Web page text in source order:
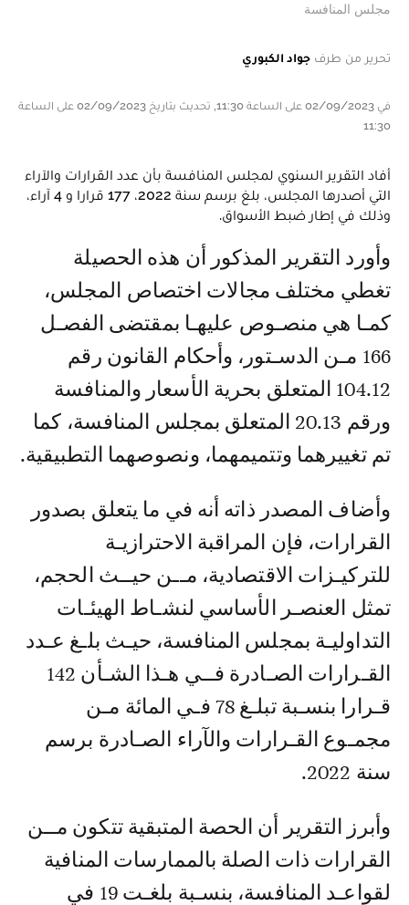
مجلس المنافسة
تحرير من طرف جواد الكبوري
في 02/09/2023 على الساعة 11:30, تحديث بتاريخ 02/09/2023 على الساعة
11:30
أفاد التقرير السنوي لمجلس المنافسة بأن عدد القرارات والآراء
التي أصدرها المجلس، بلغ برسم سنة 2022، 177 قرارا و 4 آراء،
وذلك في إطار ضبط الأسواق.
وأورد التقرير المذكور أن هذه الحصيلة
تغطي مختلف مجالات اختصاص المجلس،
كمـا هي منصـوص عليهـا بمقتضى الفصـل
166 مـن الدسـتور، وأحكام القانون رقم
104.12 المتعلق بحرية الأسعار والمنافسة
ورقم 20.13 المتعلق بمجلس المنافسة، كما
تم تغييرهما وتتميمهما، ونصوصهما التطبيقية.
وأضاف المصدر ذاته أنه في ما يتعلق بصدور
القرارات، فإن المراقبة الاحترازيـة
للتركيـزات الاقتصادية، مــن حيــث الحجم،
تمثل العنصـر الأساسي لنشـاط الهيئـات
التداوليـة بمجلس المنافسة، حيـث بلـغ عـدد
القـرارات الصـادرة فــي هـذا الشـأن 142
قـرارا بنسـبة تبلـغ 78 فـي المائة مـن
مجمـوع القـرارات والآراء الصـادرة برسم
سنة 2022.
وأبرز التقرير أن الحصة المتبقية تتكون مــن
القرارات ذات الصلة بالممارسات المنافية
لقواعـد المنافسة، بنسـبة بلغـت 19 في